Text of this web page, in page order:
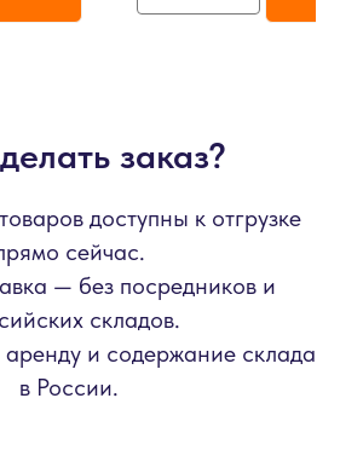
заказ?
доступны к отгрузке
сейчас.
— без посредников и
складов.
аренду и содержание склада
в России.